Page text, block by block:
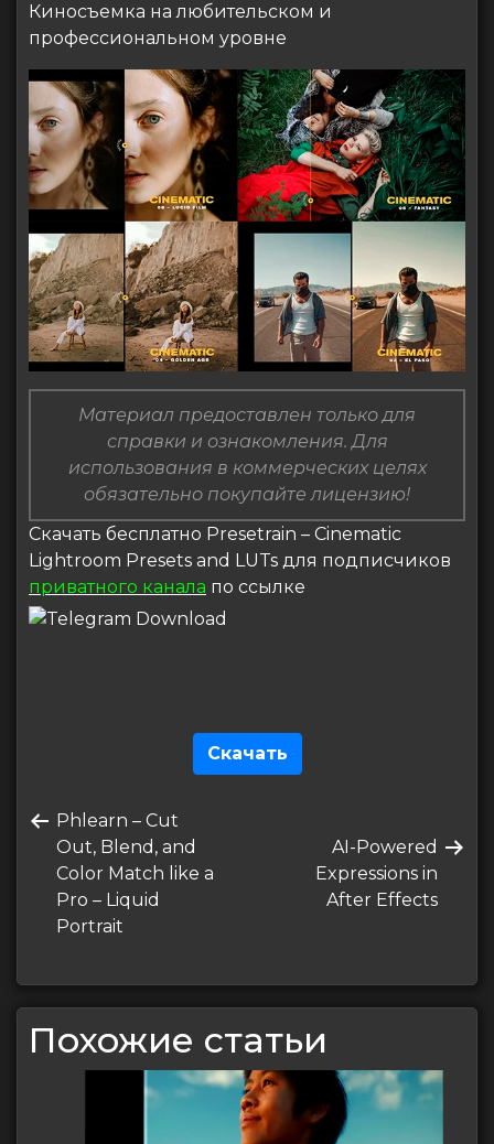
Киносъемка на любительском и
профессиональном уровне
Материал предоставлен только для
справки и ознакомления. Для
использования в коммерческих целях
обязательно покупайте лицензию!
Скачать бесплатно Presetrain – Cinematic
Lightroom Presets and LUTs для подписчиков
приватного канала по ссылке
Скачать
по
записям
Предыдущая
запись
Phlearn – Cut
Out, Blend, and
Color Match like a
Pro – Liquid
Portrait
Следующая
запись
AI-Powered
Expressions in
After Effects
Похожие статьи